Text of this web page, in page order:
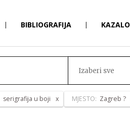
| BIBLIOGRAFIJA | KAZALO
Izaberi sve
serigrafija u boji MJESTO: Zagreb ?